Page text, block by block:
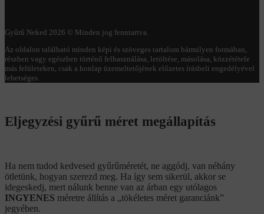
Gyűrű Neked 2026 © Minden jog fenntartva.
Az oldalon található minden képi és szöveges tartalom bármilyen formában,
részben vagy egészben történő felhasználása, letöltése, másolása, közzététele
más felületeken, csak a honlap üzemeltetőjének előzetes írásbeli engedélyével
lehetséges.
Eljegyzési gyűrű méret megállapítás
Ha nem tudod kedvesed gyűrűméretét, ne aggódj, van néhány
ötletünk, hogyan szerezd meg. Ha így sem sikerül, akkor se
idegeskedj, mert nálunk benne van az árban egy utólagos
INGYENES méretre állítás a „tökéletes méret garanciánk”
jegyében.